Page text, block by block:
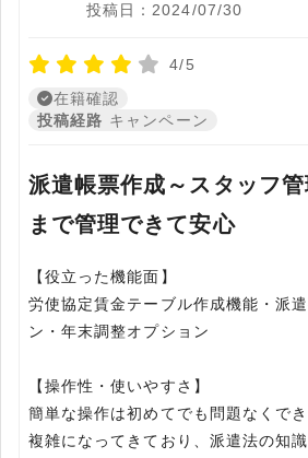
投稿日：2024/07/30
4/5
在籍確認
投稿経路 キャンペーン
派遣帳票作成～スタッフ
まで管理できて安心
【役立った機能面】
労使協定賃金テーブル作成機能・派
ン・年末調整オプション
【操作性・使いやすさ】
簡単な操作は初めてでも問題なくで
複雑になってきており、派遣法の知